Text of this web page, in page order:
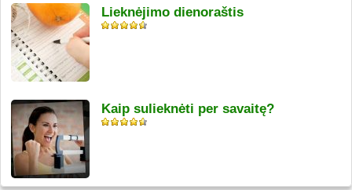
Lieknėjimo dienoraštis
Kaip sulieknėti per savaitę?